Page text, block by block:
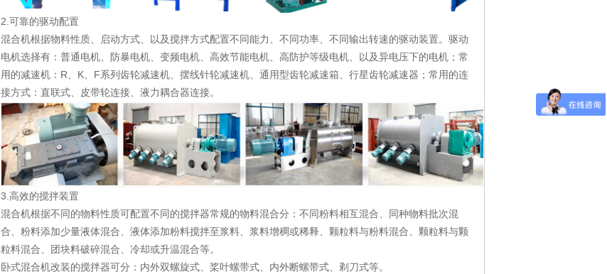
2. 可靠的驱动配置
混合机根据物料性质、启动方式、以及搅拌方式配置不同能力、不同功率、不同输出转速的驱动装置。驱动
电机选择有：普通电机、防暴电机、变频电机、高效节能电机、高防护等级电机、以及异电压下的电机；常
用的减速机：R、K、F系列齿轮减速机、摆线针轮减速机、通用型齿轮减速箱、行星齿轮减速器；常用的连
接方式：直联式、皮带轮连接、液力耦合器连接。
3.高效的搅拌装置
混合机根据不同的物料性质可配置不同的搅拌器常规的物料混合分：不同粉料相互混合、同种物料批次混
合、粉料添加少量液体混合、液体添加粉料搅拌至浆料、浆料增稠或稀释、颗粒料与粉料混合、颗粒料与颗
粒料混合、团块料破碎混合、冷却或升温混合等。
卧式混合机改装的搅拌器可分：内外双螺旋式、桨叶螺带式、内外断螺带式、剃刀式等。